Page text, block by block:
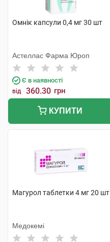
Омнік капсули 0,4 мг 30 шт
Астеллас Фарма Юроп
Є в наявності
від 360.30 грн
КУПИТИ
Магурол таблетки 4 мг 20 шт
Медокемі